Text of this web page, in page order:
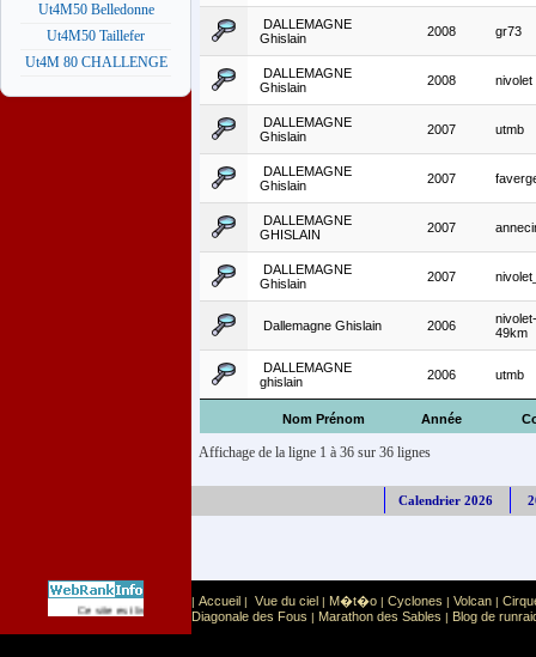
Ut4M50 Belledonne
Ut4M50 Taillefer
Ut4M 80 CHALLENGE
Nom Prénom Année
DALLEMAGNE
Ghislain
2008 gr73
DALLEMAGNE
Ghislain
2008 nivolet
DALLEMAGNE
Ghislain
2007 utmb
DALLEMAGNE
Ghislain
2007
DALLEMAGNE
GHISLAIN
2007
DALLEMAGNE
Ghislain
2007
Dallemagne Ghislain 2006
49km
DALLEMAGNE
ghislain
2006 utmb
Affichage de la ligne 1 à 36 sur 36 lignes
Calendrier 2026
Ce site est list� dans la cat�gorie Sport: Sports extr�mes
| Accueil | Vue du ciel | M�t�o | Cyclones | Volcan |
Diagonale des Fous | Marathon des Sables | Blog de